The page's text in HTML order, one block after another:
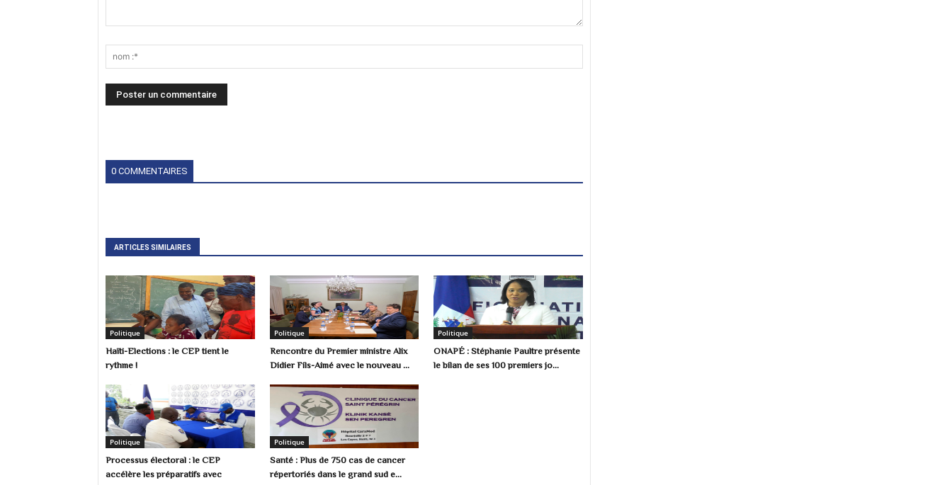
0 COMMENTAIRES
ARTICLES SIMILAIRES
Politique
Haïti-Elections : le CEP tient le
rythme !
Politique
Rencontre du Premier ministre Alix
Didier Fils-Aimé avec le nouveau ...
Politique
ONAPÉ : Stéphanie Paultre présente
le bilan de ses 100 premiers jo...
Politique
Processus électoral : le CEP
accélère les préparatifs avec
Politique
Santé : Plus de 750 cas de cancer
répertoriés dans le grand sud e...